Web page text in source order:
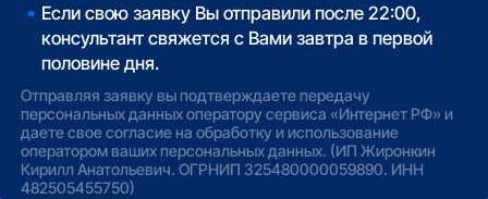
Если свою заявку Вы отправили после 22:00,
консультант свяжется с Вами завтра в первой
половине дня.
Отправляя заявку вы подтверждаете передачу
персональных данных оператору сервиса «Интернет РФ» и
даете свое согласие на обработку и использование
оператором ваших персональных данных. (ИП Жиронкин
Кирилл Анатольевич. ОГРНИП 325480000059890. ИНН
482505455750)